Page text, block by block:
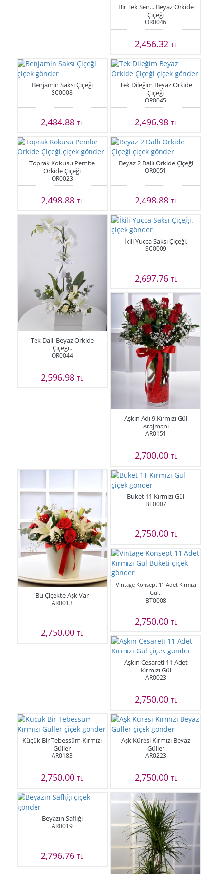
Bir Tek Sen... Beyaz Orkide
Çiçeği
OR0046
2,456.32 TL
Benjamin Saksı Çiçeği
SC0008
2,484.88TL
Tek Dileğim Beyaz Orkide
Çiçeği
OR0045
2,496.98 TL
Toprak Kokusu Pembe
Orkide Çiçeği
OR0023
2,498.88TL
Beyaz 2 Dallı Orkide Çiçeği
OR0051
2,498.88 TL
Tek Dallı Beyaz Orkide
Çiçeği..
OR0044
2,596.98TL
İkili Yucca Saksı Çiçeği.
SC0009
2,697.76 TL
Aşkın Adı 9 Kırmızı Gül
Arajmanı
AR0151
2,700.00 TL
Bu Çiçekte Aşk Var
AR0013
2,750.00TL
Buket 11 Kırmızı Gül
BT0007
2,750.00 TL
Vintage Konsept 11 Adet Kırmızı
Gül..
BT0008
2,750.00 TL
Aşkın Cesareti 11 Adet
Kırmızı Gül
AR0023
2,750.00 TL
Küçük Bir Tebessüm Kırmızı
Güller
AR0183
2,750.00TL
Aşk Küresi Kırmızı Beyaz
Güller
AR0223
2,750.00 TL
Beyazın Saflığı
AR0019
2,796.76TL